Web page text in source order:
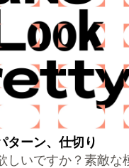
ターン、仕切り
しいですか？素敵な